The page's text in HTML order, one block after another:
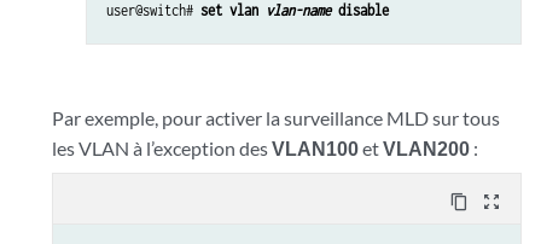
user@switch# set vlan vlan-name disable
Par exemple, pour activer la surveillance MLD sur tous
les VLAN à l’exception desVLAN100etVLAN200 :
content_copy zoom_out_map